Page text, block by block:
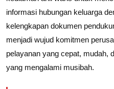
informasi hubungan keluarga
kelengkapan dokumen
menjadi wujud komitmen
pelayanan yang cepat, mudah,
yang mengalami musibah.